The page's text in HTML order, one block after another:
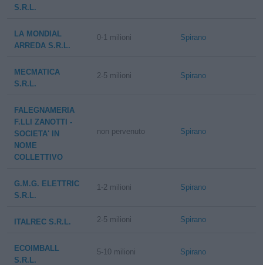
S.R.L.
LA MONDIAL
ARREDA S.R.L.
0-1 milioni Spirano
MECMATICA
S.R.L.
2-5 milioni Spirano
FALEGNAMERIA
F.LLI ZANOTTI -
SOCIETA' IN
NOME
COLLETTIVO
non pervenuto Spirano
G.M.G. ELETTRIC
S.R.L.
1-2 milioni Spirano
ITALREC S.R.L. 2-5 milioni Spirano
ECOIMBALL
S.R.L.
5-10 milioni Spirano